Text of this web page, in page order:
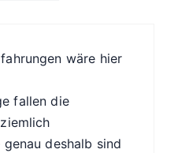
wäre hier
fallen die
deshalb sind